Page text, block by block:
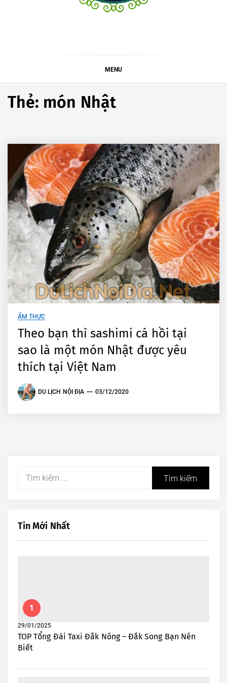
MENU
Thẻ: món Nhật
ẨM THỰC
Theo bạn thì sashimi cá hồi tại
sao là một món Nhật được yêu
thích tại Việt Nam
DU LỊCH NỘI ĐỊA 03/12/2020
Tìm
Tin Mới Nhất
1
29/01/2025
TOP Tổng Đài Taxi Đắk Nông – Đắk Song Bạn Nên
Biết